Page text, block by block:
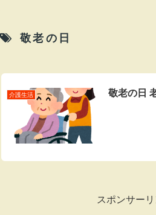
敬老の日
介護生活 敬老の日
スポンサーリ